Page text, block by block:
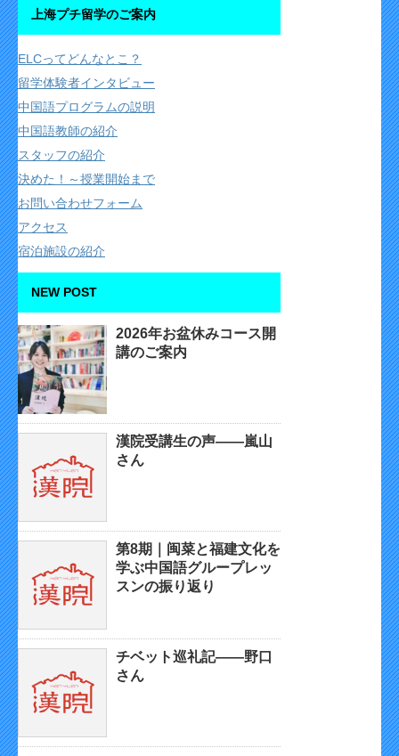
上海プチ留学のご案内
ELCってどんなとこ？
留学体験者インタビュー
中国語プログラムの説明
中国語教師の紹介
スタッフの紹介
決めた！～授業開始まで
お問い合わせフォーム
アクセス
宿泊施設の紹介
NEW POST
2026年お盆休みコース開
講のご案内
漢院受講生の声——嵐山
さん
第8期｜闽菜と福建文化を
学ぶ中国語グループレッ
スンの振り返り
チベット巡礼記——野口
さん